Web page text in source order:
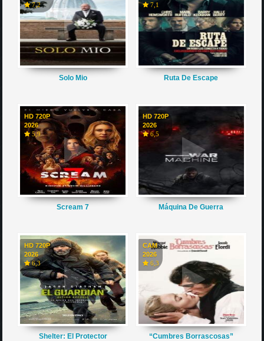
7,2
Solo Mio
7,1
Ruta De Escape
HD 720P
2026
5,9
Scream 7
HD 720P
2026
6,5
Máquina De Guerra
HD 720P
2026
6,3
Shelter: El Protector
CAM
2026
6,3
“Cumbres Borrascosas”